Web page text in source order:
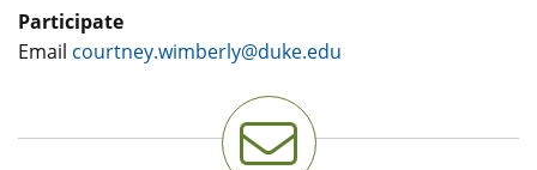
Participate
Email courtney.wimberly@duke.edu